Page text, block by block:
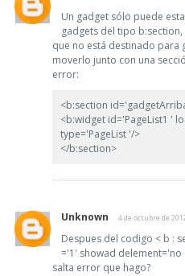
Un gadget sólo puede
gadgets del tipo
que no está destinado para
moverlo junto con una
error:
<b:section
<b:widget id='PageList1 '
type='PageList '/>
</b:section>
Unknown 4 de octubre de
Despues del codigo < b :
='1' showad
salta error que hago?